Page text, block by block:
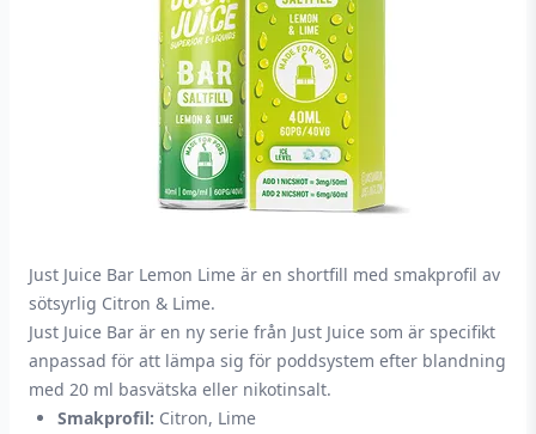
Just Juice Bar Lemon Lime är en shortfill med smakprofil av
sötsyrlig Citron & Lime.
Just Juice Bar är en ny serie från Just Juice som är specifikt
anpassad för att lämpa sig för poddsystem efter blandning
med 20 ml basvätska eller nikotinsalt.
Smakprofil: Citron, Lime